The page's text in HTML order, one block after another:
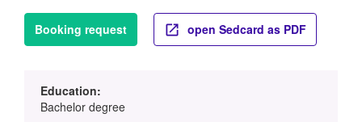
Booking request open Sedcard as PDF
Education:
Bachelor degree